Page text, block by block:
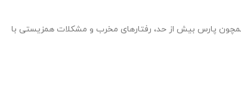
پارس بیش از حد، رفتارهای مخرب و مشکلات همزیستی با